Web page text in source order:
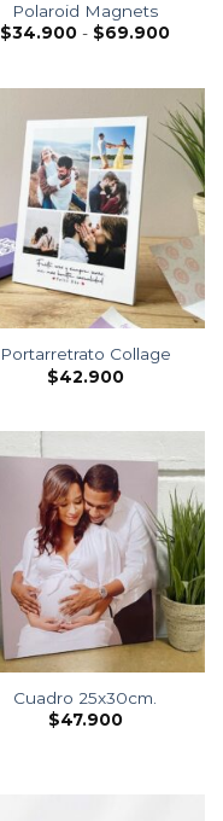
Polaroid Magnets
$34.900 - $69.900
Portarretrato Collage
$42.900
Cuadro 25x30cm.
$47.900